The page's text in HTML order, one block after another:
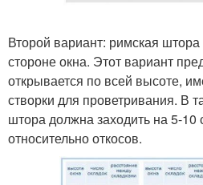
Второй вариант: римская
стороне окна. Этот вариант
открывается по всей высоте,
створки для проветривания. В
штора должна заходить на 5-
относительно откосов.